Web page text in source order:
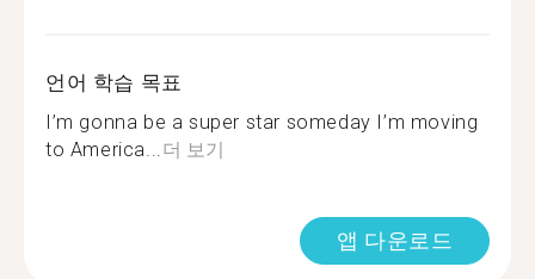
언어 학습 목표
I’m gonna be a super star someday I’m moving
to America...더 보기
앱 다운로드